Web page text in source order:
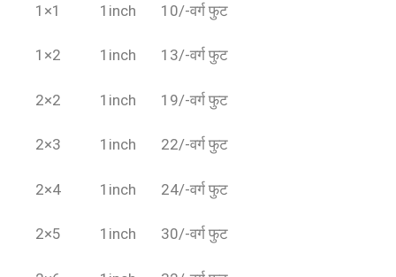
1×1 1inch 10/-वर्ग फुट
1×2 1inch 13/-वर्ग फुट
2×2 1inch 19/-वर्ग फुट
2×3 1inch 22/-वर्ग फुट
2×4 1inch 24/-वर्ग फुट
2×5 1inch 30/-वर्ग फुट